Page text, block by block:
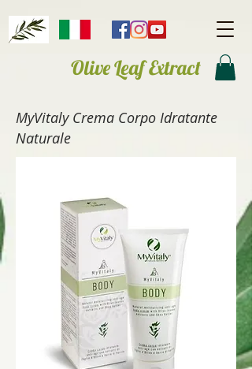
Olive Leaf Extract
MyVitaly Crema Corpo Idratante
Naturale